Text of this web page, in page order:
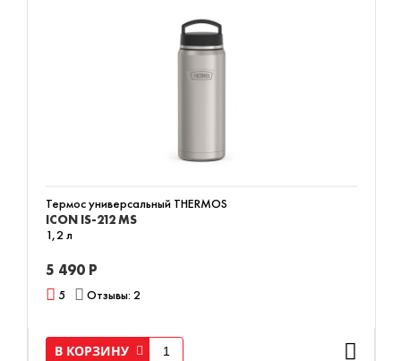
Термос универсальный THERMOS
ICON IS-212 MS
1,2 л
5 490 Р
5 Отзывы: 2
В КОРЗИНУ